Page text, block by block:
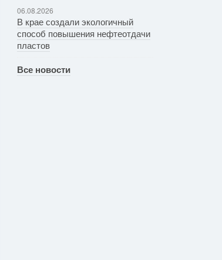
06.08.2026
В крае создали экологичный
способ повышения нефтеотдачи
пластов
Все новости